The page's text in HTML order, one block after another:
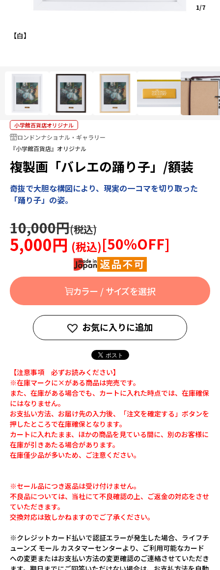
【白】
1/7
小学館百貨店オリジナル
ロンドンナショナル・ギャラリー
『小学館百貨店』オリジナル
複製画「バレエの踊り子」/額装
奇抜で大胆な構図により、現実の一コマを切り取った
「踊り子」の姿。
10,000円
5,000円 [50%OFF]
カラー / サイズを選択
お気に入りに追加
【注意事項 必ずお読みください】
※在庫マークに×がある商品は完売です。
また、在庫がある場合でも、カートに入れた時点では、在庫確保
にはなりません。
お支払い方法、お届け先の入力後、「注文を確定する」ボタンを
押したところで在庫確保となります。
カートに入れたまま、ほかの商品を見ている間に、別のお客様に
在庫が引きあたる場合があります。
在庫僅少品が多いため、ご注意ください。
※セール品につき返品は受け付けません。
不良品については、当社にて不良確認の上、ご返金の対応をさせ
ていただきます。
交換対応は致しかねますのでご了承ください。
※クレジットカード払いで認証エラーが発生した場合、ライフチ
ューンズ モール カスタマーセンターより、ご利用可能なカード
への変更またはお支払い方法の変更確認のご連絡させていただき